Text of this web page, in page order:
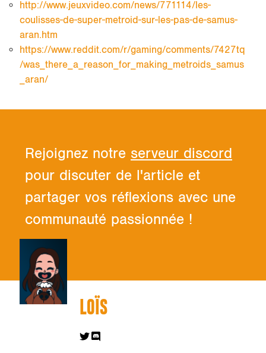
http://www.jeuxvideo.com/news/771114/les-
coulisses-de-super-metroid-sur-les-pas-de-samus-
aran.htm
https://www.reddit.com/r/gaming/comments/7427tq
/was_there_a_reason_for_making_metroids_samus
_aran/
Rejoignez notre serveur discord
pour discuter de l'article et
partager vos réflexions avec une
communauté passionnée !
LOÏS